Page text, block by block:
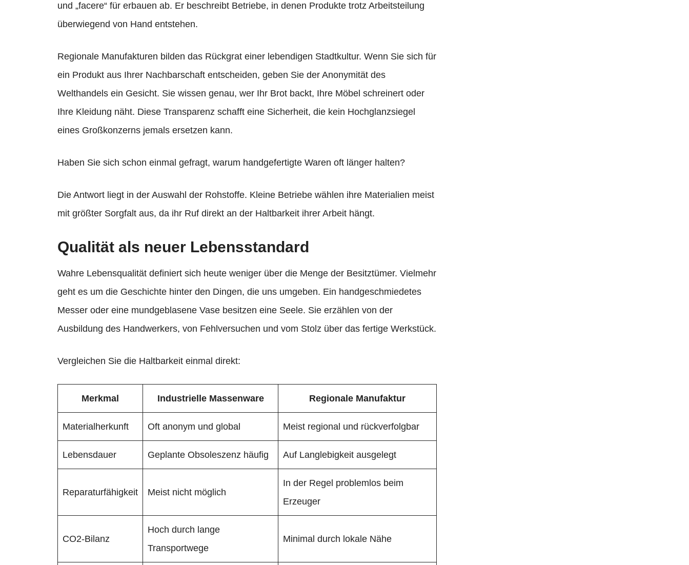
und „facere“ für erbauen ab. Er beschreibt Betriebe, in denen Produkte trotz Arbeitsteilung
überwiegend von Hand entstehen.
Regionale Manufakturen bilden das Rückgrat einer lebendigen Stadtkultur. Wenn Sie sich für
ein Produkt aus Ihrer Nachbarschaft entscheiden, geben Sie der Anonymität des
Welthandels ein Gesicht. Sie wissen genau, wer Ihr Brot backt, Ihre Möbel schreinert oder
Ihre Kleidung näht. Diese Transparenz schafft eine Sicherheit, die kein Hochglanzsiegel
eines Großkonzerns jemals ersetzen kann.
Haben Sie sich schon einmal gefragt, warum handgefertigte Waren oft länger halten?
Die Antwort liegt in der Auswahl der Rohstoffe. Kleine Betriebe wählen ihre Materialien meist
mit größter Sorgfalt aus, da ihr Ruf direkt an der Haltbarkeit ihrer Arbeit hängt.
Qualität als neuer Lebensstandard
Wahre Lebensqualität definiert sich heute weniger über die Menge der Besitztümer. Vielmehr
geht es um die Geschichte hinter den Dingen, die uns umgeben. Ein handgeschmiedetes
Messer oder eine mundgeblasene Vase besitzen eine Seele. Sie erzählen von der
Ausbildung des Handwerkers, von Fehlversuchen und vom Stolz über das fertige Werkstück.
Vergleichen Sie die Haltbarkeit einmal direkt:
Merkmal Industrielle Massenware Regionale Manufaktur
Materialherkunft Oft anonym und global Meist regional und rückverfolgbar
Lebensdauer Geplante Obsoleszenz häufig Auf Langlebigkeit ausgelegt
Reparaturfähigkeit Meist nicht möglich
In der Regel problemlos beim
Erzeuger
CO2-Bilanz
Hoch durch lange
Transportwege
Minimal durch lokale Nähe